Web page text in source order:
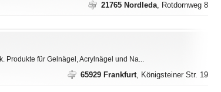
21765 Nordleda, Rotdornweg 8
Produkte für Gelnägel, Acrylnägel und Na...
65929 Frankfurt, Königsteiner Str. 19